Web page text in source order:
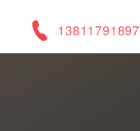
13811791897